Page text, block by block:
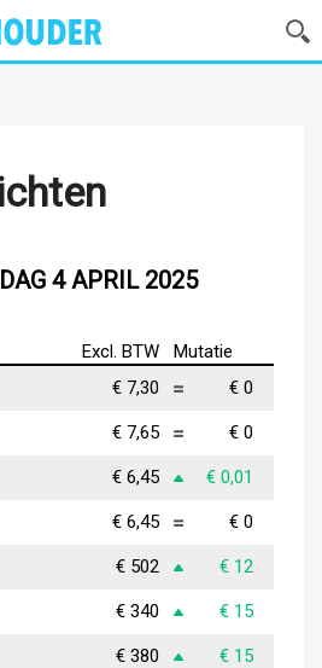
4 APRIL 2025
Excl. BTW
Mutatie
€ 7,30 € 0
€ 7,65 € 0
€ 6,45 € 0,01
€ 6,45 € 0
€ 502 € 12
€ 340 € 15
€ 380 € 15